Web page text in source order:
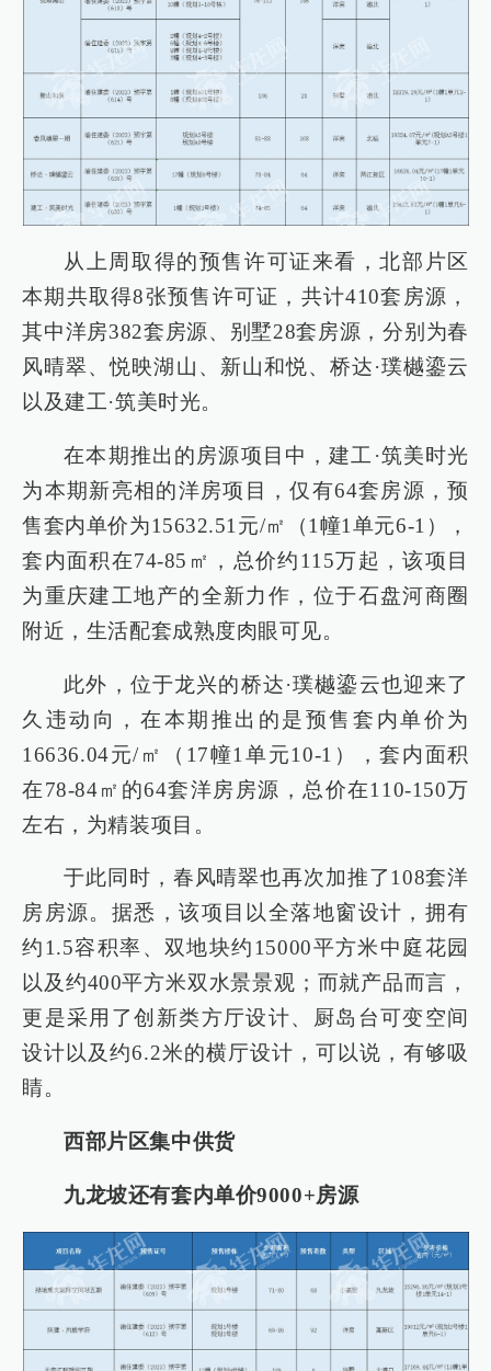
从上周取得的预售许可证来看，北部片区
本期共取得8张预售许可证，共计410套房源，
其中洋房382套房源、别墅28套房源，分别为春
风晴翠、悦映湖山、新山和悦、桥达·璞樾鎏云
以及建工·筑美时光。
在本期推出的房源项目中，建工·筑美时光
为本期新亮相的洋房项目，仅有64套房源，预
售套内单价为15632.51元/㎡（1幢1单元6-1），
套内面积在74-85㎡，总价约115万起，该项目
为重庆建工地产的全新力作，位于石盘河商圈
附近，生活配套成熟度肉眼可见。
此外，位于龙兴的桥达·璞樾鎏云也迎来了
久违动向，在本期推出的是预售套内单价为
16636.04元/㎡（17幢1单元10-1），套内面积
在78-84㎡的64套洋房房源，总价在110-150万
左右，为精装项目。
于此同时，春风晴翠也再次加推了108套洋
房房源。据悉，该项目以全落地窗设计，拥有
约1.5容积率、双地块约15000平方米中庭花园
以及约400平方米双水景景观；而就产品而言，
更是采用了创新类方厅设计、厨岛台可变空间
设计以及约6.2米的横厅设计，可以说，有够吸
睛。
西部片区集中供货
九龙坡还有套内单价9000+房源